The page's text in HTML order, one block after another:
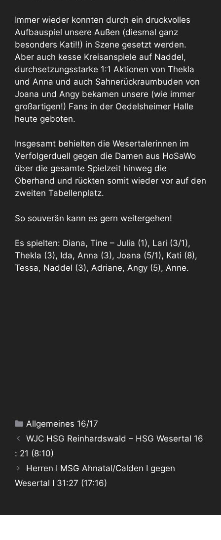
Immer wieder konnten durch ein druckvolles
Aufbauspiel unsere Außen (diesmal ganz
besonders Kati!!) in Szene gesetzt werden.
Aber auch kesse Kreisanspiele auf Naddel,
durchsetzungsstarke 1:1 Aktionen von Thekla
und Anna und auch Sahnerückraumbuden von
Joana und Angy bekamen unsere (wie immer
großartigen!) Fans in der Oedelsheimer Halle
heute geboten.
Insgesamt behielten die Wesertalerinnen im
Verfolgerduell gegen die Damen aus HoSaWo
über die gesamte Spielzeit hinweg die
Oberhand und rückten somit wieder vor auf den
zweiten Tabellenplatz.
So souverän kann es gern weitergehen!
Es spielten: Diana, Tine – Julia (1), Lari (3/1),
Thekla (3), Ida, Anna (3), Joana (5/1), Kati (8),
Tessa, Naddel (3), Adriane, Angy (5), Anne.
Kategorien
Allgemeines 16/17
WJC HSG Reinhardswald – HSG Wesertal 16
: 21 (8:10)
Herren I MSG Ahnatal/Calden I gegen
Wesertal I 31:27 (17:16)